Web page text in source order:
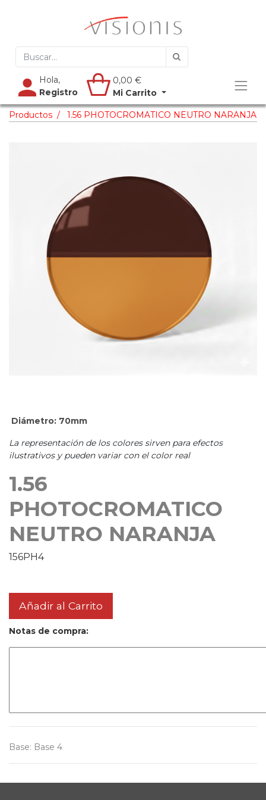
Hola,
Registro
0,00 €
Mi Carrito
Productos 1.56 PHOTOCROMATICO NEUTRO NARANJA
Diámetro: 70mm
La representación de los colores sirven para efectos
ilustrativos y pueden variar con el color real
1.56
PHOTOCROMATICO
NEUTRO NARANJA
156PH4
Añadir al Carrito
Notas de compra:
Base: Base 4